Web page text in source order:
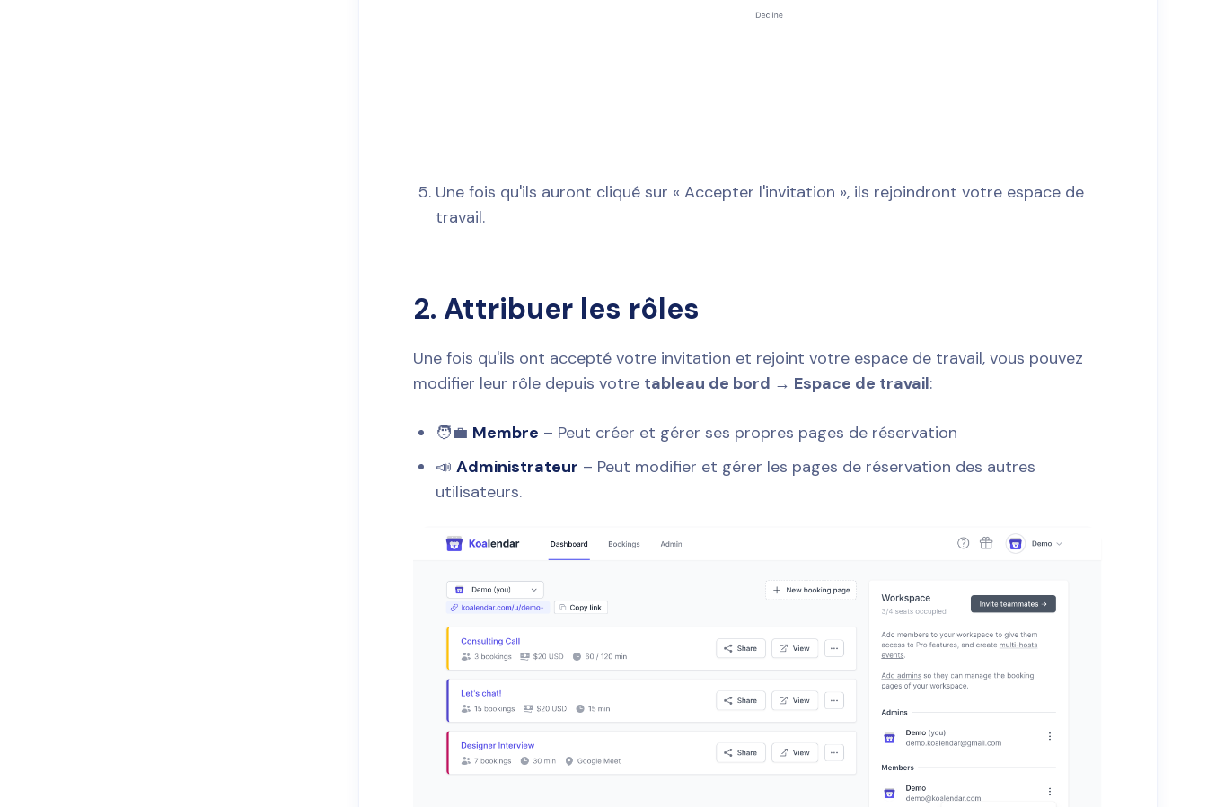
Une fois qu'ils auront cliqué sur « Accepter l'invitation », ils rejoindront votre espace de
travail.
2. Attribuer les rôles
Une fois qu'ils ont accepté votre invitation et rejoint votre espace de travail, vous pouvez
modifier leur rôle depuis votre tableau de bord → Espace de travail:
🧑‍💼 Membre – Peut créer et gérer ses propres pages de réservation
📣Administrateur – Peut modifier et gérer les pages de réservation des autres
utilisateurs.